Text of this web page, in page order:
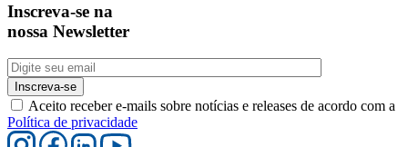
Inscreva-se na
nossa Newsletter
Inscreva-se
Aceito receber e-mails sobre notícias e releases de acordo com a
Política de privacidade